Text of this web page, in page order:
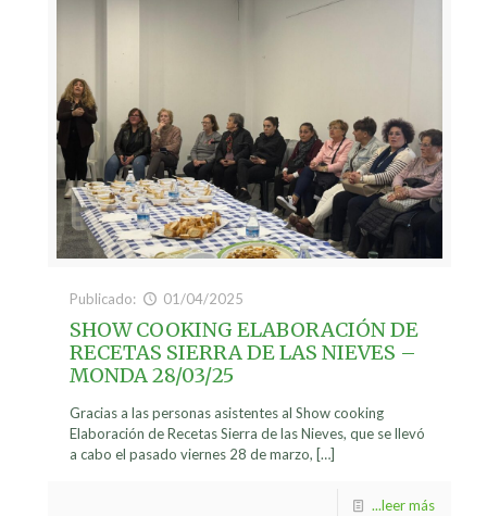
Publicado: 01/04/2025
SHOW COOKING ELABORACIÓN DE
RECETAS SIERRA DE LAS NIEVES –
MONDA 28/03/25
Gracias a las personas asistentes al Show cooking
Elaboración de Recetas Sierra de las Nieves, que se llevó
a cabo el pasado viernes 28 de marzo, […]
...leer más